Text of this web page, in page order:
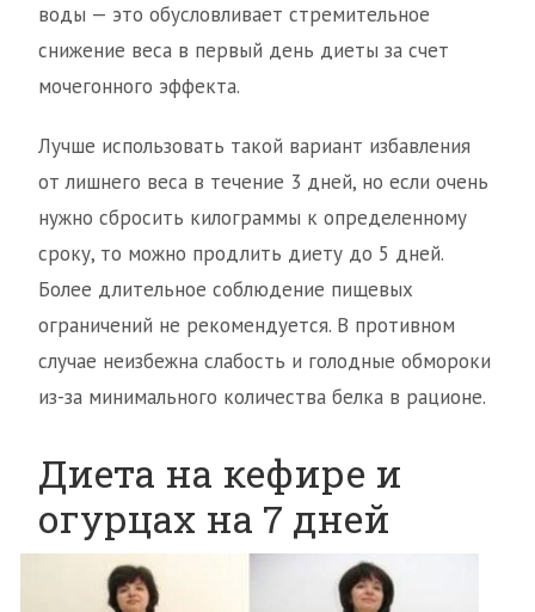
воды — это обусловливает стремительное
снижение веса в первый день диеты за счет
мочегонного эффекта.
Лучше использовать такой вариант избавления
от лишнего веса в течение 3 дней, но если очень
нужно сбросить килограммы к определенному
сроку, то можно продлить диету до 5 дней.
Более длительное соблюдение пищевых
ограничений не рекомендуется. В противном
случае неизбежна слабость и голодные обмороки
из-за минимального количества белка в рационе.
Диета на кефире и
огурцах на 7 дней